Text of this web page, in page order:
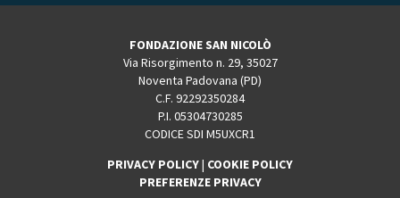
FONDAZIONE SAN NICOLÒ
Via Risorgimento n. 29, 35027
Noventa Padovana (PD)
C.F. 92292350284
P.I. 05304730285
CODICE SDI M5UXCR1
PRIVACY POLICY| COOKIE POLICY
PREFERENZE PRIVACY